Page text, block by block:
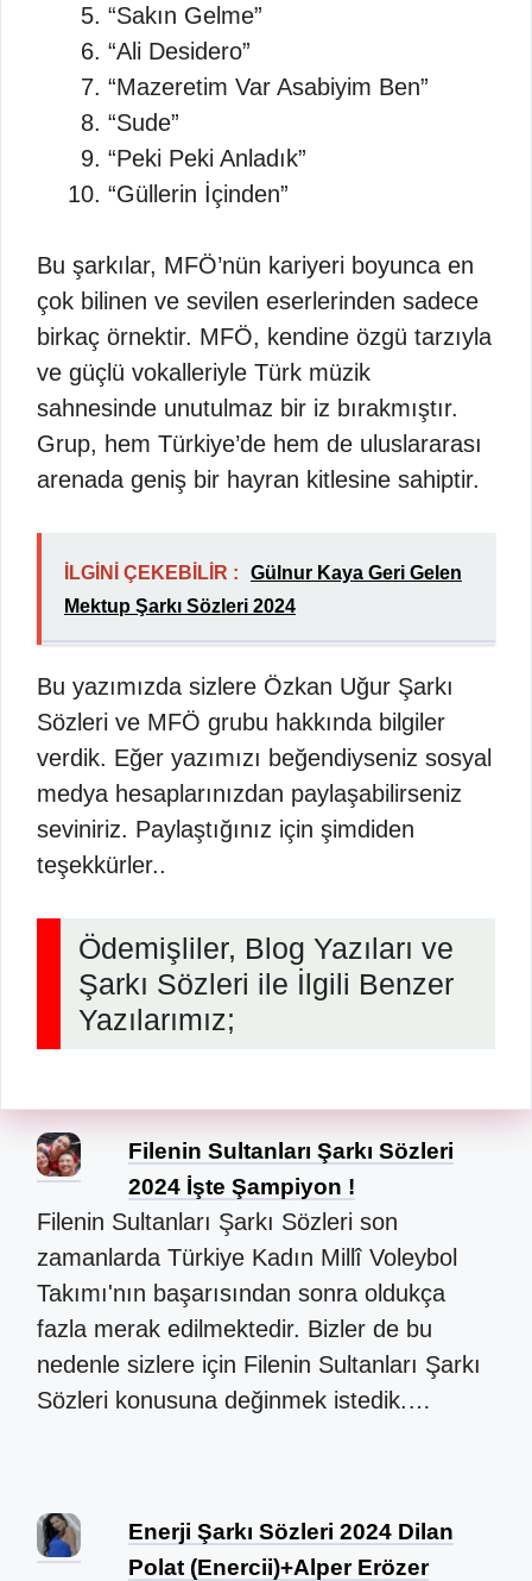
“Sakın Gelme”
“Ali Desidero”
“Mazeretim Var Asabiyim Ben”
“Sude”
“Peki Peki Anladık”
“Güllerin İçinden”
Bu şarkılar, MFÖ’nün kariyeri boyunca en
çok bilinen ve sevilen eserlerinden sadece
birkaç örnektir. MFÖ, kendine özgü tarzıyla
ve güçlü vokalleriyle Türk müzik
sahnesinde unutulmaz bir iz bırakmıştır.
Grup, hem Türkiye’de hem de uluslararası
arenada geniş bir hayran kitlesine sahiptir.
İLGİNİ ÇEKEBİLİR :
Gülnur Kaya Geri Gelen
Mektup Şarkı Sözleri 2024
Bu yazımızda sizlere Özkan Uğur Şarkı
Sözleri ve MFÖ grubu hakkında bilgiler
verdik. Eğer yazımızı beğendiyseniz sosyal
medya hesaplarınızdan paylaşabilirseniz
seviniriz. Paylaştığınız için şimdiden
teşekkürler..
Ödemişliler, Blog Yazıları ve
Şarkı Sözleri ile İlgili Benzer
Yazılarımız;
Filenin Sultanları Şarkı Sözleri
2024 İşte Şampiyon !
Filenin Sultanları Şarkı Sözleri son
zamanlarda Türkiye Kadın Millî Voleybol
Takımı'nın başarısından sonra oldukça
fazla merak edilmektedir. Bizler de bu
nedenle sizlere için Filenin Sultanları Şarkı
Sözleri konusuna değinmek istedik.…
Enerji Şarkı Sözleri 2024 Dilan
Polat (Enercii)+Alper Erözer